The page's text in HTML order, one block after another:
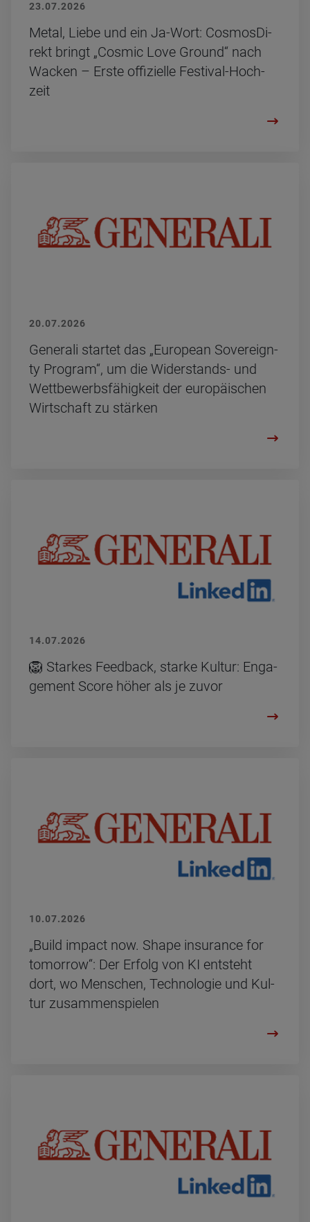
23.07.2026
Metal, Liebe und ein Ja-Wort: Cos­mos­Di­
rekt bringt „Cos­mic Love Ground“ nach
Wa­cken – Erste of­fi­zi­el­le Fes­ti­val-Hoch­
zeit
20.07.2026
Ge­ne­ra­li star­tet das „Eu­rope­an So­ver­eig­n­
ty Pro­gram“, um die Wi­der­stands- und
Wett­be­werbs­fä­hig­keit der eu­ro­päi­schen
Wirt­schaft zu stär­ken
14.07.2026
🦁 Star­kes Feed­back, star­ke Kul­tur: En­ga­
ge­ment Score höher als je zuvor
10.07.2026
„Build im­pact now. Shape in­suran­ce for
to­mor­row“: Der Er­folg von KI ent­steht
dort, wo Men­schen, Tech­no­lo­gie und Kul­
tur zu­sam­men­spie­len